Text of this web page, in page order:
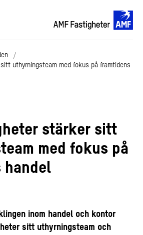
uthyrningsteam med fokus på framtidens
stärker sitt
med fokus på
handel
inom handel och kontor
sitt uthyrningsteam och